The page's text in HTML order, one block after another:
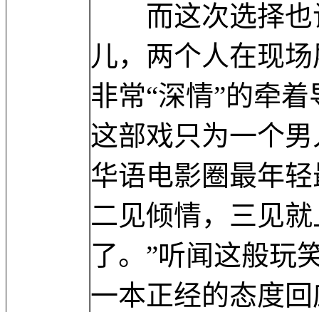
而这次选择也
儿，两个人在现
非常“深情”的牵
这部戏只为一个
华语电影圈最年
二见倾情，三见
了。”听闻这般玩
一本正经的态度